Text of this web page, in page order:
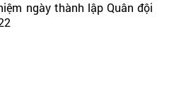
ngày thành lập Quân đội